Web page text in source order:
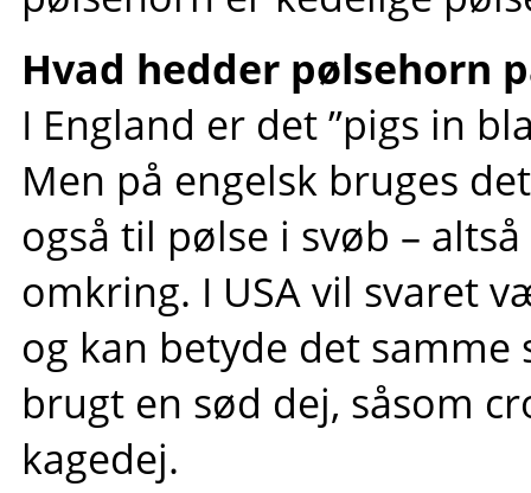
Hvad hedder pølsehorn
I England er det ”pigs in
Men på engelsk bruges
også til pølse i svøb –
omkring. I USA vil svaret
og kan betyde det
brugt en sød dej, såsom
kagedej.